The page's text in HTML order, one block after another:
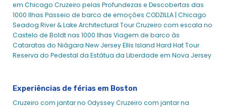
Conta - Boston Harbor Cruise
Blog BHC
Boston Whale Watch Tours & Sightseeing | Cruzeiros no
Porto de Boston
Comprar bilhetes - Boston Harbor Cruise
Comercial - Cruzeiros no Porto de Boston
Contacte-nos - Boston Harbor Cruise
em Chicago Cruzeiro pelas Profundezas e Descobertas das
1000 Ilhas Passeio de barco de emoções CODZILLA | Chicago
Seadog River & Lake Architectural TourCruzeiro com escala no
Castelo de Boldt nas 1000 Ilhas Viagem de barco às
Cataratas do Niágara New Jersey Ellis Island Hard Hat Tour
Reserva do Pedestal da Estátua da Liberdade em Nova Jersey
Experiências de férias em Boston
Cruzeiro com jantar no OdysseyCruzeiro com jantar na